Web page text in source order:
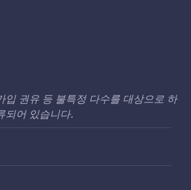
입 권유 등 불특정 다수를 대상으로 하
되어 있습니다.